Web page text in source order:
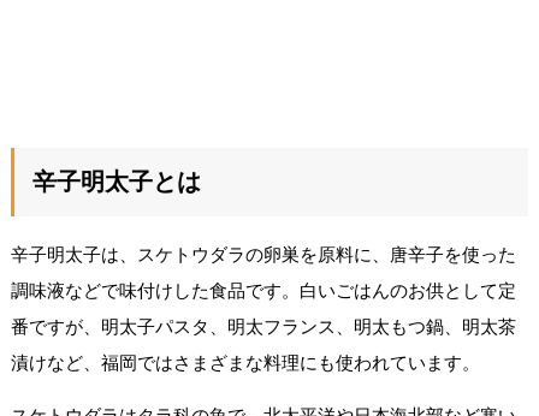
辛子明太子とは
辛子明太子は、スケトウダラの卵巣を原料に、唐辛子を使った
調味液などで味付けした食品です。白いごはんのお供として定
番ですが、明太子パスタ、明太フランス、明太もつ鍋、明太茶
漬けなど、福岡ではさまざまな料理にも使われています。